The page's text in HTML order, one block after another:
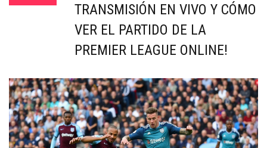
TRANSMISIÓN EN VIVO Y CÓMO
VER EL PARTIDO DE LA
PREMIER LEAGUE ONLINE!